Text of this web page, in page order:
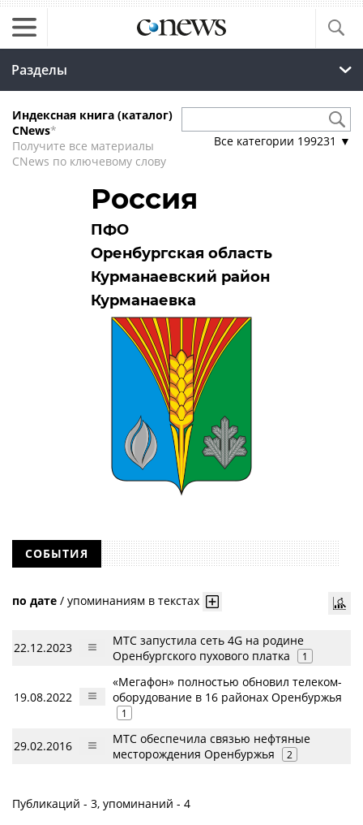
Разделы
Индексная книга (каталог)
CNews*
Получите все материалы
CNews по ключевому слову
Все категории 199231 ▼
Россия
ПФО
Оренбургская область
Курманаевский район
Курманаевка
СОБЫТИЯ
по дате / упоминаниям в текстах
22.12.2023
МТС запустила сеть 4G на родине
Оренбургского пухового платка
1
19.08.2022
«Мегафон» полностью обновил телеком-
оборудование в 16 районах Оренбуржья
1
29.02.2016
МТС обеспечила связью нефтяные
месторождения Оренбуржья
2
Публикаций - 3, упоминаний - 4